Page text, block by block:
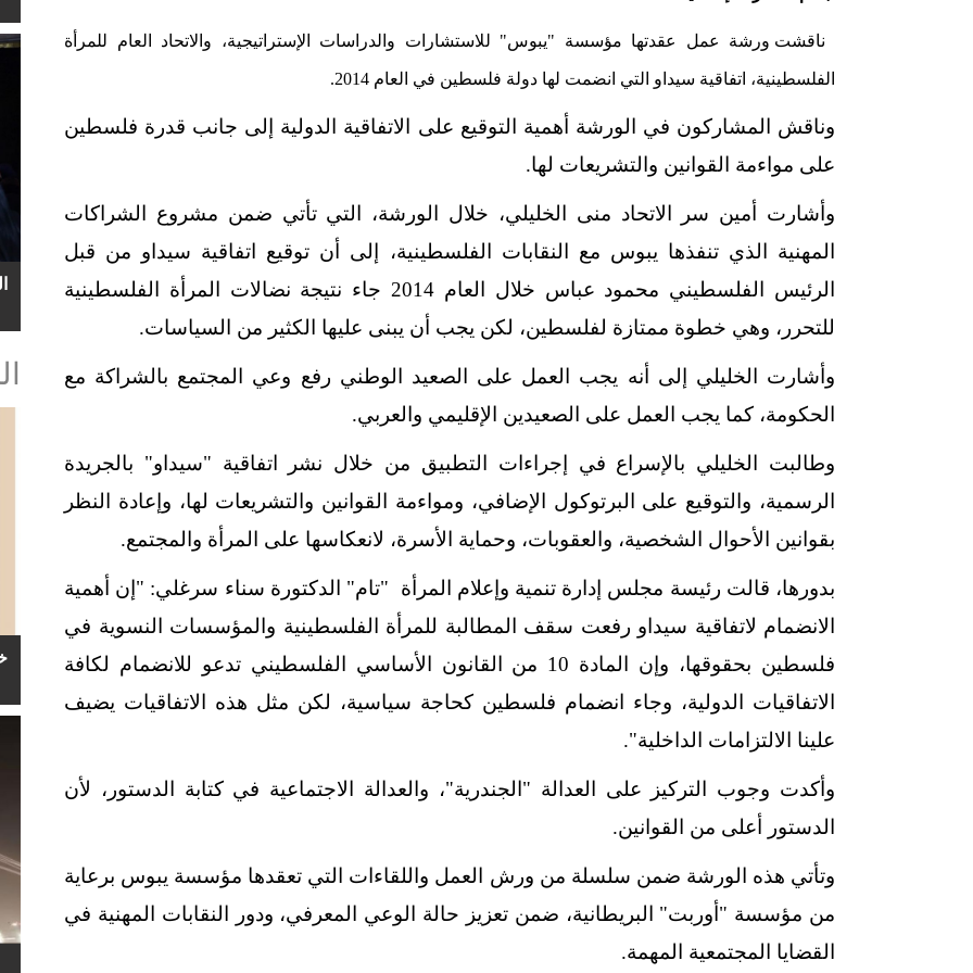
ناقشت ورشة عمل عقدتها مؤسسة "يبوس" للاستشارات والدراسات الإستراتيجية، والاتحاد العام للمرأة
الفلسطينية، اتفاقية سيداو التي انضمت لها دولة فلسطين في العام 2014.
وناقش المشاركون في الورشة أهمية التوقيع على الاتفاقية الدولية إلى جانب قدرة فلسطين
على مواءمة القوانين والتشريعات لها.
وأشارت أمين سر الاتحاد منى الخليلي، خلال الورشة، التي تأتي ضمن مشروع الشراكات
المهنية الذي تنفذها يبوس مع النقابات الفلسطينية، إلى أن توقيع اتفاقية سيداو من قبل
الرئيس الفلسطيني محمود عباس خلال العام 2014 جاء نتيجة نضالات المرأة الفلسطينية
للتحرر، وهي خطوة ممتازة لفلسطين، لكن يجب أن يبنى عليها الكثير من السياسات.
وأشارت الخليلي إلى أنه يجب العمل على الصعيد الوطني رفع وعي المجتمع بالشراكة مع
الحكومة، كما يجب العمل على الصعيدين الإقليمي والعربي.
وطالبت الخليلي بالإسراع في إجراءات التطبيق من خلال نشر اتفاقية "سيداو" بالجريدة
الرسمية، والتوقيع على البرتوكول الإضافي، ومواءمة القوانين والتشريعات لها، وإعادة النظر
بقوانين الأحوال الشخصية، والعقوبات، وحماية الأسرة، لانعكاسها على المرأة والمجتمع.
بدورها، قالت رئيسة مجلس إدارة تنمية وإعلام المرأة "تام" الدكتورة سناء سرغلي: "إن أهمية
الانضمام لاتفاقية سيداو رفعت سقف المطالبة للمرأة الفلسطينية والمؤسسات النسوية في
فلسطين بحقوقها، وإن المادة 10 من القانون الأساسي الفلسطيني تدعو للانضمام لكافة
الاتفاقيات الدولية، وجاء انضمام فلسطين كحاجة سياسية، لكن مثل هذه الاتفاقيات يضيف
علينا الالتزامات الداخلية".
وأكدت وجوب التركيز على العدالة "الجندرية"، والعدالة الاجتماعية في كتابة الدستور، لأن
الدستور أعلى من القوانين.
وتأتي هذه الورشة ضمن سلسلة من ورش العمل واللقاءات التي تعقدها مؤسسة يبوس برعاية
من مؤسسة "أوربت" البريطانية، ضمن تعزيز حالة الوعي المعرفي، ودور النقابات المهنية في
القضايا المجتمعية المهمة.